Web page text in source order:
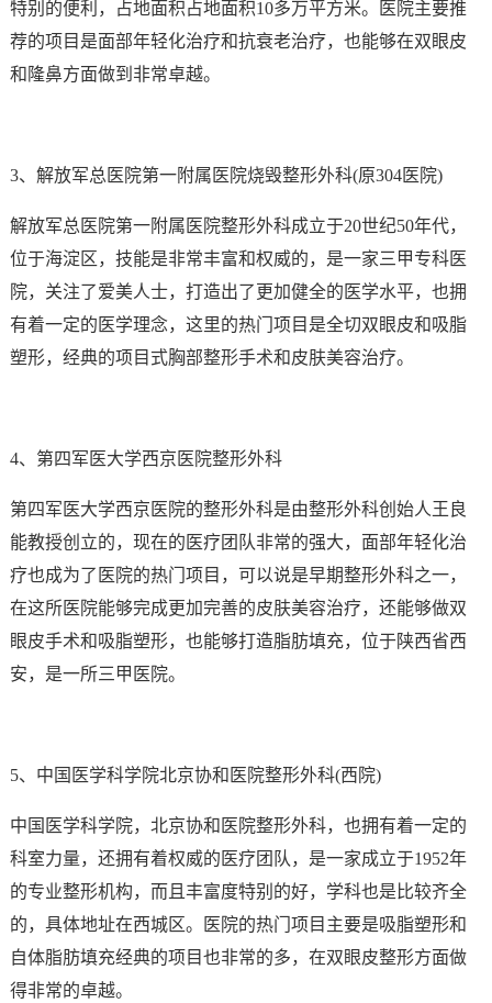
特别的便利，占地面积占地面积10多万平方米。医院主要推
荐的项目是面部年轻化治疗和抗衰老治疗，也能够在双眼皮
和隆鼻方面做到非常卓越。
3、解放军总医院第一附属医院烧毁整形外科(原304医院)
解放军总医院第一附属医院整形外科成立于20世纪50年代，
位于海淀区，技能是非常丰富和权威的，是一家三甲专科医
院，关注了爱美人士，打造出了更加健全的医学水平，也拥
有着一定的医学理念，这里的热门项目是全切双眼皮和吸脂
塑形，经典的项目式胸部整形手术和皮肤美容治疗。
4、第四军医大学西京医院整形外科
第四军医大学西京医院的整形外科是由整形外科创始人王良
能教授创立的，现在的医疗团队非常的强大，面部年轻化治
疗也成为了医院的热门项目，可以说是早期整形外科之一，
在这所医院能够完成更加完善的皮肤美容治疗，还能够做双
眼皮手术和吸脂塑形，也能够打造脂肪填充，位于陕西省西
安，是一所三甲医院。
5、中国医学科学院北京协和医院整形外科(西院)
中国医学科学院，北京协和医院整形外科，也拥有着一定的
科室力量，还拥有着权威的医疗团队，是一家成立于1952年
的专业整形机构，而且丰富度特别的好，学科也是比较齐全
的，具体地址在西城区。医院的热门项目主要是吸脂塑形和
自体脂肪填充经典的项目也非常的多，在双眼皮整形方面做
得非常的卓越。